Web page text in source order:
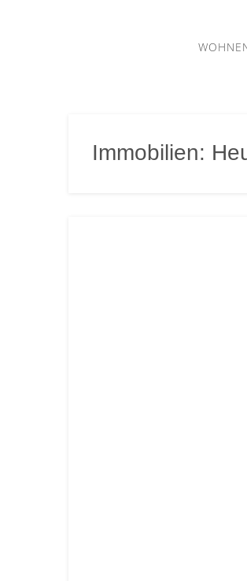
Immobilien
– Ihr
Immobilien: